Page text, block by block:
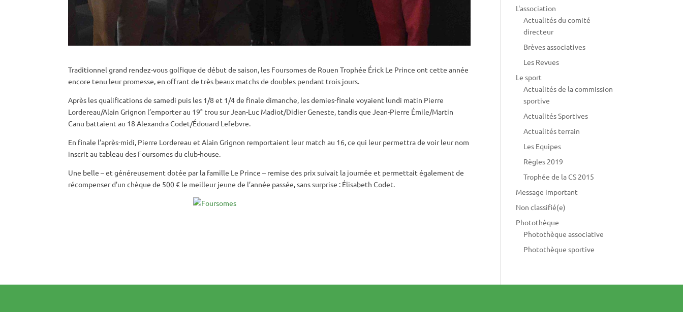
Traditionnel grand rendez-vous golfique de début de saison, les Foursomes de Rouen Trophée Érick Le Prince ont cette année
encore tenu leur promesse, en offrant de très beaux matchs de doubles pendant trois jours.
Après les qualifications de samedi puis les 1/8 et 1/4 de finale dimanche, les demies-finale voyaient lundi matin Pierre
Lordereau/Alain Grignon l’emporter au 19° trou sur Jean-Luc Madiot/Didier Geneste, tandis que Jean-Pierre Émile/Martin
Canu battaient au 18 Alexandra Codet/Édouard Lefebvre.
En finale l’après-midi, Pierre Lordereau et Alain Grignon remportaient leur match au 16, ce qui leur permettra de voir leur nom
inscrit au tableau des Foursomes du club-house.
Une belle – et généreusement dotée par la famille Le Prince – remise des prix suivait la journée et permettait également de
récompenser d’un chèque de 500 € le meilleur jeune de l’année passée, sans surprise : Élisabeth Codet.
L'association
Actualités du comité
directeur
Brèves associatives
Les Revues
Le sport
Actualités de la commission
sportive
Actualités Sportives
Actualités terrain
Les Equipes
Règles 2019
Trophée de la CS 2015
Message important
Non classifié(e)
Photothèque
Photothèque associative
Photothèque sportive